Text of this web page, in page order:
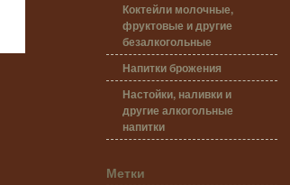
Коктейли молочные,
фруктовые и другие
безалкогольные
Напитки брожения
Настойки, наливки и
другие алкогольные
напитки
Метки